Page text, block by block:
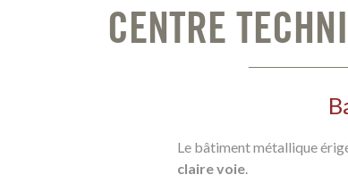
CENTRE
Le bâtiment métallique
claire voie.